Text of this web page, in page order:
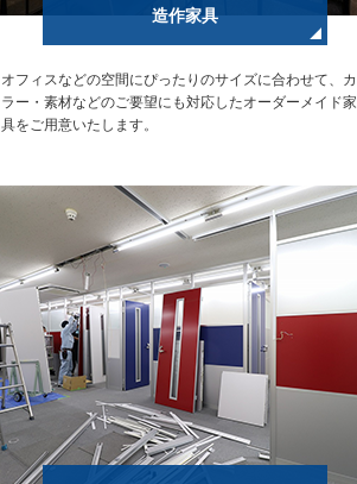
造作家具
オフィスなどの空間にぴったりのサイズに合わせて、カ
ラー・素材などのご要望にも対応したオーダーメイド家
具をご用意いたします。